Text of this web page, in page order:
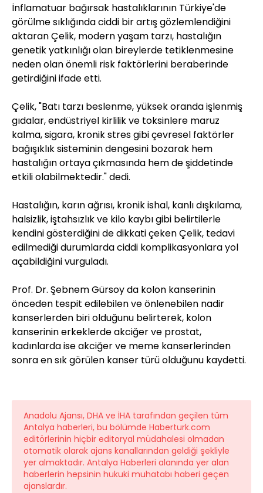
İnflamatuar bağırsak hastalıklarının Türkiye'de
görülme sıklığında ciddi bir artış gözlemlendiğini
aktaran Çelik, modern yaşam tarzı, hastalığın
genetik yatkınlığı olan bireylerde tetiklenmesine
neden olan önemli risk faktörlerini beraberinde
getirdiğini ifade etti.
Çelik, "Batı tarzı beslenme, yüksek oranda işlenmiş
gıdalar, endüstriyel kirlilik ve toksinlere maruz
kalma, sigara, kronik stres gibi çevresel faktörler
bağışıklık sisteminin dengesini bozarak hem
hastalığın ortaya çıkmasında hem de şiddetinde
etkili olabilmektedir." dedi.
Hastalığın, karın ağrısı, kronik ishal, kanlı dışkılama,
halsizlik, iştahsızlık ve kilo kaybı gibi belirtilerle
kendini gösterdiğini de dikkati çeken Çelik, tedavi
edilmediği durumlarda ciddi komplikasyonlara yol
açabildiğini vurguladı.
Prof. Dr. Şebnem Gürsoy da kolon kanserinin
önceden tespit edilebilen ve önlenebilen nadir
kanserlerden biri olduğunu belirterek, kolon
kanserinin erkeklerde akciğer ve prostat,
kadınlarda ise akciğer ve meme kanserlerinden
sonra en sık görülen kanser türü olduğunu kaydetti.
Anadolu Ajansı, DHA ve İHA tarafından geçilen tüm
Antalya haberleri, bu bölümde Haberturk.com
editörlerinin hiçbir editoryal müdahalesi olmadan
otomatik olarak ajans kanallarından geldiği şekliyle
yer almaktadır. Antalya Haberleri alanında yer alan
haberlerin hepsinin hukuki muhatabı haberi geçen
ajanslardır.